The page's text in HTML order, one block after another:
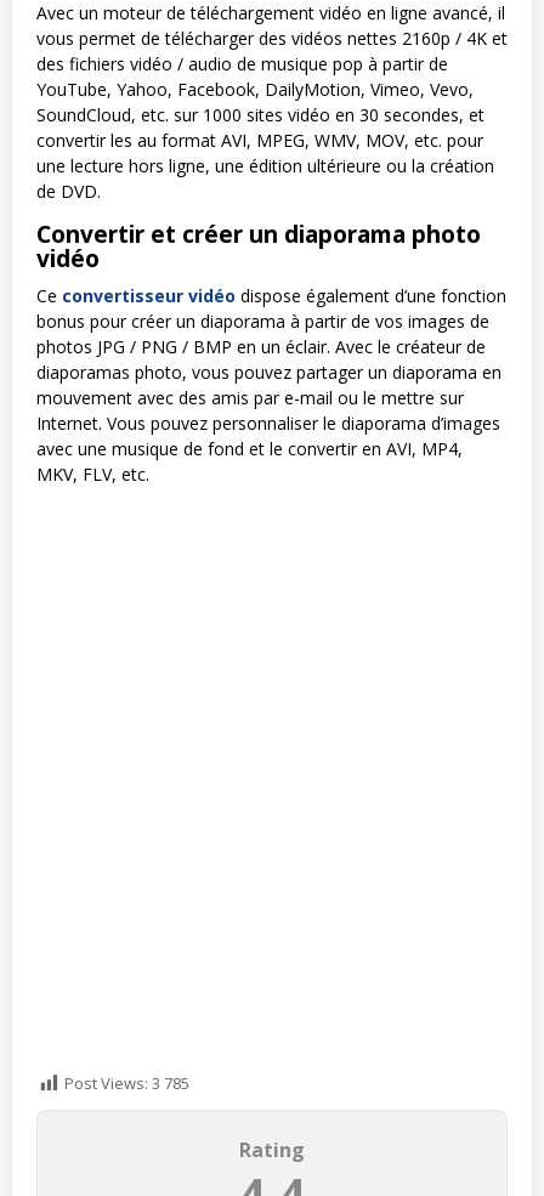
Avec un moteur de téléchargement vidéo en ligne avancé, il
vous permet de télécharger des vidéos nettes 2160p / 4K et
des fichiers vidéo / audio de musique pop à partir de
YouTube, Yahoo, Facebook, DailyMotion, Vimeo, Vevo,
SoundCloud, etc. sur 1000 sites vidéo en 30 secondes, et
convertir les au format AVI, MPEG, WMV, MOV, etc. pour
une lecture hors ligne, une édition ultérieure ou la création
de DVD.
Convertir et créer un diaporama photo
vidéo
Ce convertisseur vidéo dispose également d’une fonction
bonus pour créer un diaporama à partir de vos images de
photos JPG / PNG / BMP en un éclair. Avec le créateur de
diaporamas photo, vous pouvez partager un diaporama en
mouvement avec des amis par e-mail ou le mettre sur
Internet. Vous pouvez personnaliser le diaporama d’images
avec une musique de fond et le convertir en AVI, MP4,
MKV, FLV, etc.
Post Views: 3 785
Rating